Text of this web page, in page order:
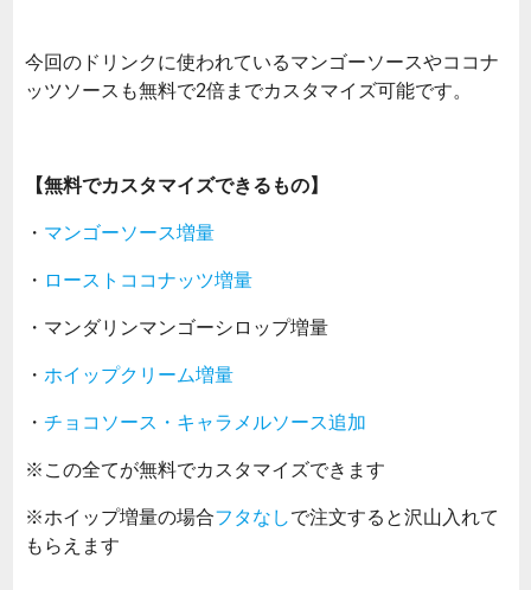
今回のドリンクに使われているマンゴーソースやココナ
ッツソースも無料で2倍までカスタマイズ可能です。
【無料でカスタマイズできるもの】
・ マンゴーソース増量
・ ローストココナッツ増量
・マンダリンマンゴーシロップ増量
・ ホイップクリーム増量
・ チョコソース・キャラメルソース追加
※この全てが無料でカスタマイズできます
※ホイップ増量の場合フタなしで注文すると沢山入れて
もらえます